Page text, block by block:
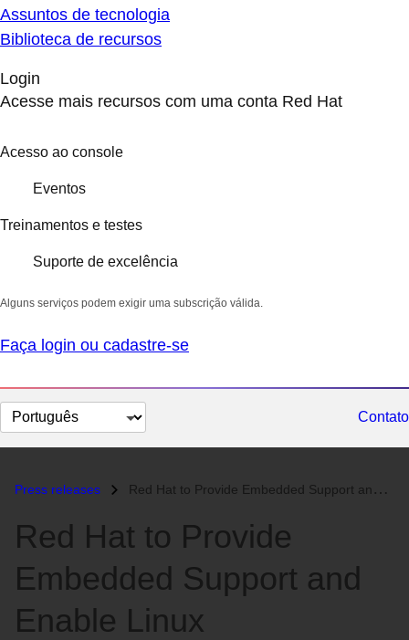
Assuntos de tecnologia
Biblioteca de recursos
Login
Acesse mais recursos com uma conta Red Hat
Acesso ao console
Eventos
Treinamentos e testes
Suporte de excelência
Alguns serviços podem exigir uma subscrição válida.
Faça login ou cadastre-se
Selecionar
idioma
Contato
Press releases Red Hat to Provide Embedded Support and Enable Linux Development on Mo...
Red Hat to Provide
Embedded Support and
Enable Linux